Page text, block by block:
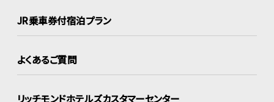
JR乗車券付宿泊プラン
よくあるご質問
リッチモンドホテルズカスタマーセンター